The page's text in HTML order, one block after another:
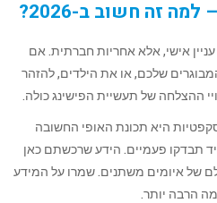
אישי, אלא אחריות חברתית. אם
שלכם, או את הילדים, להזהר
ההצלחה של תעשיית הפישינג כולה.
היא תכונת האופי החשובה
תבדקו פעמיים. הידע שרכשתם כאן
של איומים משתנים. שמרו על המידע
הרבה יותר.